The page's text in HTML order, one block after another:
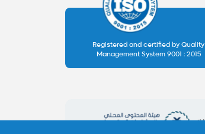
Registered and certified by Quality
Management System 9001 : 2015